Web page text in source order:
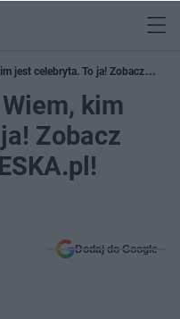
jest celebryta. To ja! Zobacz
kim
Zobacz
Dodaj do Google